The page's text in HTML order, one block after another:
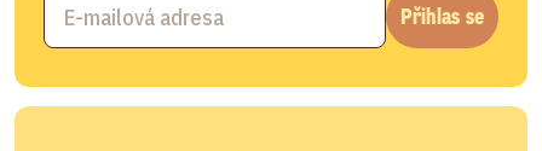
Přihlas se